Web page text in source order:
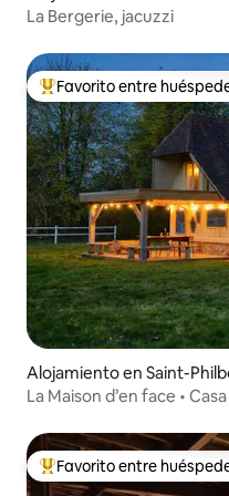
La Bergerie, jacuzzi
Favorito entre huéspedes
Favorito entre
Alojamiento en Saint-
La Maison d’en face •
Favorito entre huéspedes
Favorito entre